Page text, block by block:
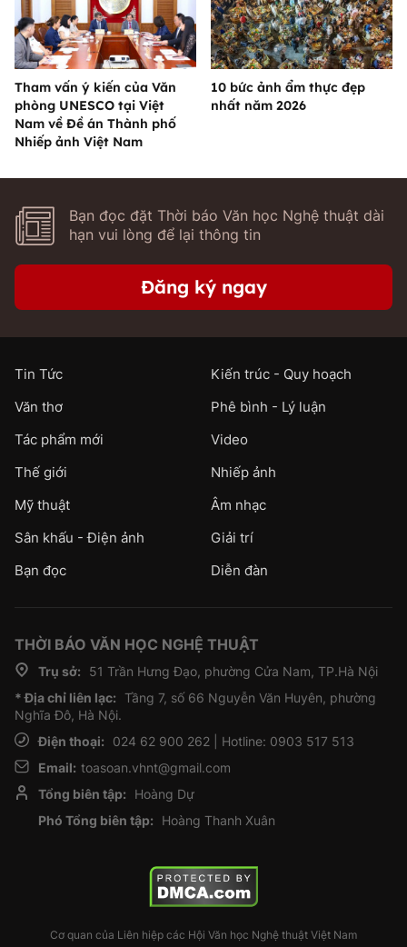
Tham vấn ý kiến của Văn
phòng UNESCO tại Việt
Nam về Đề án Thành phố
Nhiếp ảnh Việt Nam
10 bức ảnh ẩm thực đẹp
nhất năm 2026
Bạn đọc đặt Thời báo Văn học Nghệ thuật dài
hạn vui lòng để lại thông tin
Đăng ký ngay
Tin Tức
Kiến trúc - Quy hoạch
Văn thơ
Phê bình - Lý luận
Tác phẩm mới
Video
Thế giới
Nhiếp ảnh
Mỹ thuật
Âm nhạc
Sân khấu - Điện ảnh
Giải trí
Bạn đọc
Diễn đàn
THỜI BÁO VĂN HỌC NGHỆ THUẬT
Trụ sở:
51 Trần Hưng Đạo, phường Cửa Nam, TP.Hà Nội
* Địa chỉ liên lạc: Tầng 7, số 66 Nguyễn Văn Huyên, phường
Nghĩa Đô, Hà Nội.
Điện thoại:
024 62 900 262 | Hotline: 0903 517 513
Email: toasoan.vhnt@gmail.com
Tổng biên tập:
Hoàng Dự
Phó Tổng biên tập:
Hoàng Thanh Xuân
Cơ quan của Liên hiệp các Hội Văn học Nghệ thuật Việt Nam